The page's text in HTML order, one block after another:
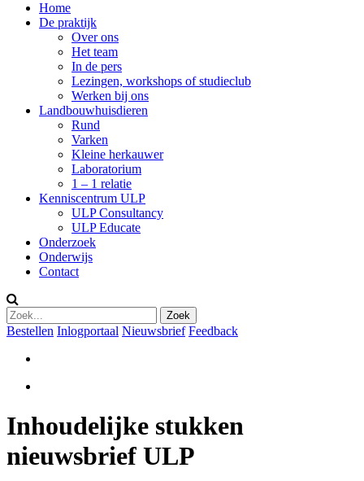
Home
De praktijk
Over ons
Het team
In de pers
Lezingen, workshops of studieclub
Werken bij ons
Landbouwhuisdieren
Rund
Varken
Kleine herkauwer
Laboratorium
1 – 1 relatie
Kenniscentrum ULP
ULP Consultancy
ULP Educate
Onderzoek
Onderwijs
Contact
Bestellen Inlogportaal Nieuwsbrief Feedback
Inhoudelijke stukken
nieuwsbrief ULP